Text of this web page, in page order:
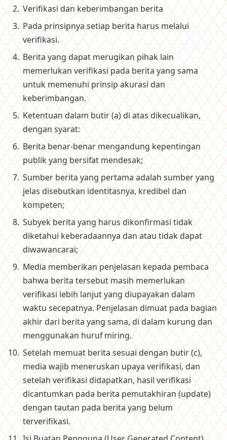
Verifikasi dan keberimbangan berita
Pada prinsipnya setiap berita harus melalui
verifikasi.
Berita yang dapat merugikan pihak lain
memerlukan verifikasi pada berita yang sama
untuk memenuhi prinsip akurasi dan
keberimbangan.
Ketentuan dalam butir (a) di atas dikecualikan,
dengan syarat:
Berita benar-benar mengandung kepentingan
publik yang bersifat mendesak;
Sumber berita yang pertama adalah sumber yang
jelas disebutkan identitasnya, kredibel dan
kompeten;
Subyek berita yang harus dikonfirmasi tidak
diketahui keberadaannya dan atau tidak dapat
diwawancarai;
Media memberikan penjelasan kepada pembaca
bahwa berita tersebut masih memerlukan
verifikasi lebih lanjut yang diupayakan dalam
waktu secepatnya. Penjelasan dimuat pada bagian
akhir dari berita yang sama, di dalam kurung dan
menggunakan huruf miring.
Setelah memuat berita sesuai dengan butir (c),
media wajib meneruskan upaya verifikasi, dan
setelah verifikasi didapatkan, hasil verifikasi
dicantumkan pada berita pemutakhiran (update)
dengan tautan pada berita yang belum
terverifikasi.